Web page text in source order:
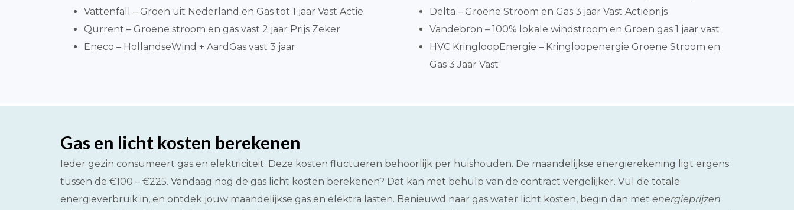
Vattenfall – Groen uit Nederland en Gas tot 1 jaar Vast Actie
Qurrent – Groene stroom en gas vast 2 jaar Prijs Zeker
Eneco – HollandseWind + AardGas vast 3 jaar
Delta – Groene Stroom en Gas 3 jaar Vast Actieprijs
Vandebron – 100% lokale windstroom en Groen gas 1 jaar vast
HVC KringloopEnergie – Kringloopenergie Groene Stroom en
Gas 3 Jaar Vast
Gas en licht kosten berekenen
Ieder gezin consumeert gas en elektriciteit. Deze kosten fluctueren behoorlijk per huishouden. De maandelijkse energierekening ligt ergens
tussen de €100 – €225. Vandaag nog de gas licht kosten berekenen? Dat kan met behulp van de contract vergelijker. Vul de totale
energieverbruik in, en ontdek jouw maandelijkse gas en elektra lasten. Benieuwd naar gas water licht kosten, begin dan met energieprijzen